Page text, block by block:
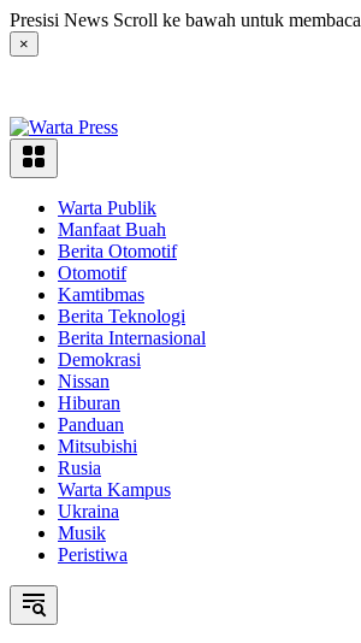
Langsung
ke
konten
Presisi News Scroll ke bawah untuk membaca
×
Warta Publik
Manfaat Buah
Berita Otomotif
Otomotif
Kamtibmas
Berita Teknologi
Berita Internasional
Demokrasi
Nissan
Hiburan
Panduan
Mitsubishi
Rusia
Warta Kampus
Ukraina
Musik
Peristiwa